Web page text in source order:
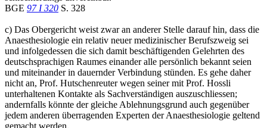
BGE 97 I 320 S. 328
c) Das Obergericht weist zwar an anderer Stelle darauf hin, dass die
Anaesthesiologie ein relativ neuer medizinischer Berufszweig sei
und infolgedessen die sich damit beschäftigenden Gelehrten des
deutschsprachigen Raumes einander alle persönlich bekannt seien
und miteinander in dauernder Verbindung stünden. Es gehe daher
nicht an, Prof. Hutschenreuter wegen seiner mit Prof. Hossli
unterhaltenen Kontakte als Sachverständigen auszuschliessen;
andernfalls könnte der gleiche Ablehnungsgrund auch gegenüber
jedem anderen überragenden Experten der Anaesthesiologie geltend
gemacht werden.